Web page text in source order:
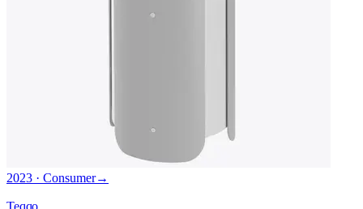
2023 · Consumer→